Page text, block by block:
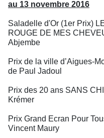
au 13 novembre 2016
Saladelle d'Or (1er Prix)
ROUGE DE MES
Abjembe
Prix de la ville d’Aigues-
de Paul Jadoul
Prix des 20 ans SANS
Krémer
Prix Grand Ecran Pour
Vincent Maury